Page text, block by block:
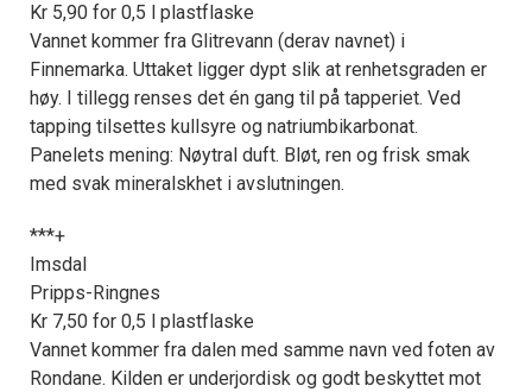
Kr 5,90 for 0,5 l plastflaske
Vannet kommer fra Glitrevann (derav navnet) i
Finnemarka. Uttaket ligger dypt slik at renhetsgraden er
høy. I tillegg renses det én gang til på tapperiet. Ved
tapping tilsettes kullsyre og natriumbikarbonat.
Panelets mening: Nøytral duft. Bløt, ren og frisk smak
med svak mineralskhet i avslutningen.
***+
Imsdal
Pripps-Ringnes
Kr 7,50 for 0,5 l plastflaske
Vannet kommer fra dalen med samme navn ved foten av
Rondane. Kilden er underjordisk og godt beskyttet mot